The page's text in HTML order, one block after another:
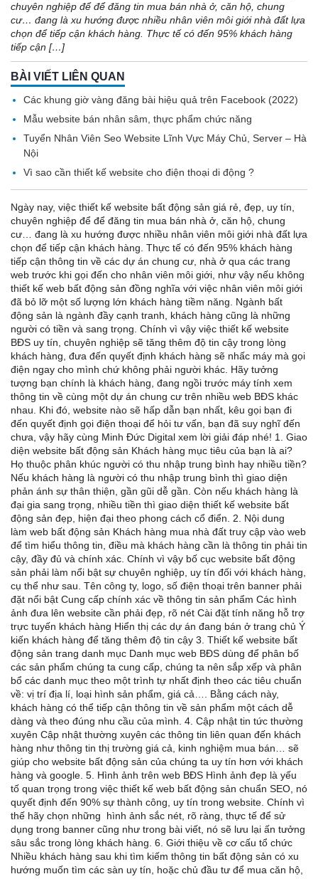
chuyên nghiệp để để đăng tin mua bán nhà ở, căn hộ, chung
cư… đang là xu hướng được nhiều nhân viên môi giới nhà đất lựa
chọn để tiếp cận khách hàng. Thực tế có đến 95% khách hàng
tiếp cận […]
BÀI VIẾT LIÊN QUAN
Các khung giờ vàng đăng bài hiệu quả trên Facebook (2022)
Mẫu website bán nhân sâm, thực phẩm chức năng
Tuyển Nhân Viên Seo Website Lĩnh Vực Máy Chủ, Server – Hà
Nội
Vì sao cần thiết kế website cho điện thoại di động ?
Ngày nay, việc thiết kế website bất động sản giá rẻ, đẹp, uy tín,
chuyên nghiệp để để đăng tin mua bán nhà ở, căn hộ, chung
cư… đang là xu hướng được nhiều nhân viên môi giới nhà đất lựa
chọn để tiếp cận khách hàng. Thực tế có đến 95% khách hàng
tiếp cận thông tin về các dự án chung cư, nhà ở qua các trang
web trước khi gọi đến cho nhân viên môi giới, như vậy nếu không
thiết kế web bất động sản đồng nghĩa với việc nhân viên môi giới
đã bỏ lỡ một số lượng lớn khách hàng tiềm năng. Ngành bất
động sản là ngành đầy cạnh tranh, khách hàng cũng là những
người có tiền và sang trọng. Chính vì vậy việc thiết kế website
BĐS uy tín, chuyên nghiệp sẽ tăng thêm độ tin cậy trong lòng
khách hàng, đưa đến quyết định khách hàng sẽ nhấc máy mà gọi
điện ngay cho mình chứ không phải người khác. Hãy tưởng
tượng bạn chính là khách hàng, đang ngồi trước máy tính xem
thông tin về cùng một dự án chung cư trên nhiều web BĐS khác
nhau. Khi đó, website nào sẽ hấp dẫn bạn nhất, kêu gọi bạn đi
đến quyết định gọi điện thoại để hỏi tư vấn, bạn đã suy nghĩ đến
chưa, vậy hãy cùng Minh Đức Digital xem lời giải đáp nhé! 1. Giao
diện website bất động sản Khách hàng mục tiêu của bạn là ai?
Họ thuộc phân khúc người có thu nhập trung bình hay nhiều tiền?
Nếu khách hàng là người có thu nhập trung bình thì giao diện
phản ánh sự thân thiện, gần gũi dễ gần. Còn nếu khách hàng là
đại gia sang trọng, nhiều tiền thì giao diện thiết kế website bất
động sản đẹp, hiện đại theo phong cách cổ điển. 2. Nội dung
làm web bất động sản Khách hàng mua nhà đất truy cập vào web
để tìm hiểu thông tin, điều mà khách hàng cần là thông tin phải tin
cậy, đầy đủ và chính xác. Chính vì vậy bố cục website bất động
sản phải làm nổi bật sự chuyên nghiệp, uy tín đối với khách hàng,
cụ thể như sau. Tên công ty, logo, số điện thoại trên banner phải
đặt nổi bật Cung cấp chính xác về thông tin sản phẩm Các hình
ảnh đưa lên website cần phải đẹp, rõ nét Cài đặt tính năng hỗ trợ
trực tuyến khách hàng Hiển thị các dự án đang bán ở trang chủ Ý
kiến khách hàng để tăng thêm độ tin cậy 3. Thiết kế website bất
động sản trang danh mục Danh mục web BĐS dùng để phân bố
các sản phẩm chúng ta cung cấp, chúng ta nên sắp xếp và phân
bổ các danh mục theo một trình tự nhất định theo các tiêu chuẩn
về: vị trí địa lí, loại hình sản phẩm, giá cả…. Bằng cách này,
khách hàng có thể tiếp cận thông tin về sản phẩm một cách dễ
dàng và theo đúng nhu cầu của mình. 4. Cập nhật tin tức thường
xuyên Cập nhật thường xuyên các thông tin liên quan đến khách
hàng như thông tin thị trường giá cả, kinh nghiệm mua bán… sẽ
giúp cho website bất động sản của chúng ta uy tín hơn với khách
hàng và google. 5. Hình ảnh trên web BĐS Hình ảnh đẹp là yếu
tố quan trọng trong việc thiết kế web bất động sản chuẩn SEO, nó
quyết định đến 90% sự thành công, uy tín trong website. Chính vì
thế hãy chọn những hình ảnh sắc nét, rõ ràng, thực tế để sử
dụng trong banner cũng như trong bài viết, nó sẽ lưu lại ấn tưởng
sâu sắc trong lòng khách hàng. 6. Giới thiệu về cơ cấu tổ chức
Nhiều khách hàng sau khi tìm kiếm thông tin bất động sản có xu
hướng muốn tìm các sàn uy tín, hoặc chủ đầu tư để mua căn hộ,